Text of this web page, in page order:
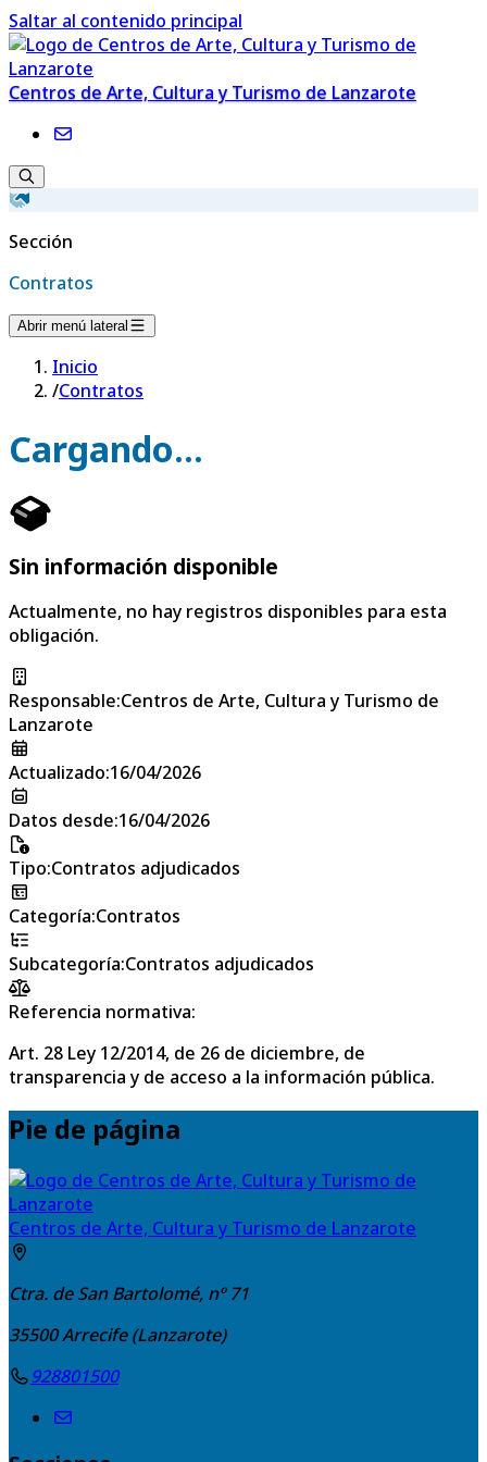
Saltar al contenido principal
Centros de Arte, Cultura y Turismo de Lanzarote
Sección
Contratos
Abrir menú lateral
Inicio
/Contratos
Cargando...
Sin información disponible
Actualmente, no hay registros disponibles para esta
obligación.
Responsable:Centros de Arte, Cultura y Turismo de
Lanzarote
Actualizado:16/04/2026
Datos desde:16/04/2026
Tipo:Contratos adjudicados
Categoría:Contratos
Subcategoría:Contratos adjudicados
Referencia normativa:
Art. 28 Ley 12/2014, de 26 de diciembre, de
transparencia y de acceso a la información pública.
Pie de página
Centros de Arte, Cultura y Turismo de Lanzarote
Ctra. de San Bartolomé, nº 71
35500Arrecife (Lanzarote)
928801500